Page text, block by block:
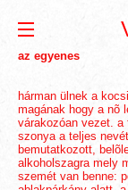
az egyenes
hárman ülnek a
magának hogy a nõ
várakozóan vezet.
szonya a teljes
bemutatkozott,
alkoholszagra mely
szemét van benne: